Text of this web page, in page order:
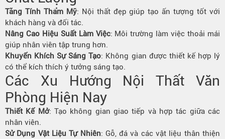
Tăng Tính Thẩm Mỹ: Nội thất đẹp giúp tạo ấn tượng tốt với
khách hàng và đối tác.
Nâng Cao Hiệu Suất Làm Việc: Môi trường làm việc thoải mái
giúp nhân viên tập trung hơn.
Khuyến Khích Sự Sáng Tạo: Không gian được thiết kế hợp lý
có thể kích thích ý tưởng sáng tạo.
Các Xu Hướng Nội Thất Văn
Phòng Hiện Nay
Thiết Kế Mở: Tạo không gian giao tiếp và hợp tác giữa các
nhân viên.
Sử Dụng Vật Liệu Tự Nhiên: Gỗ, đá và các vật liệu thân thiện